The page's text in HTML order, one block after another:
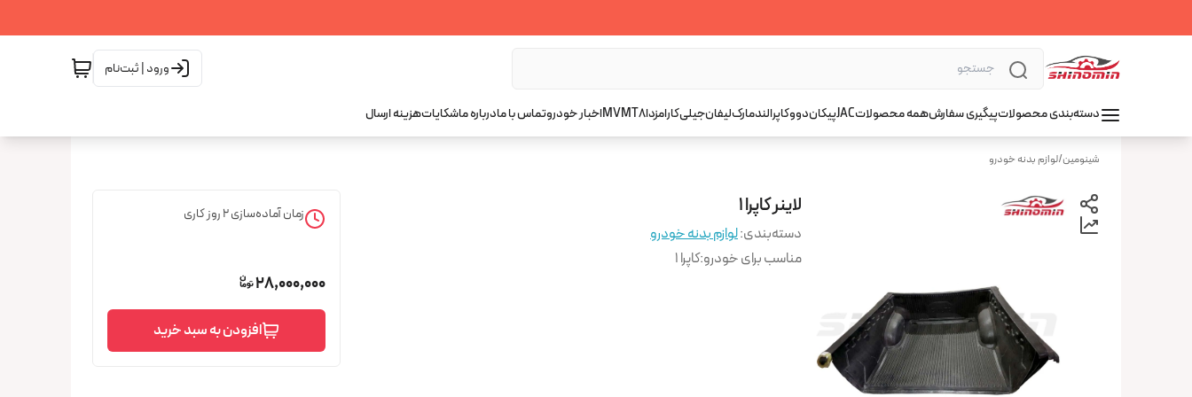
ورود | ثبت‌نام
دسته‌بندی محصولاتپیگیری سفارشهمه محصولاتJACپیکاندووکاپرالندمارکلیفانجیلیکارامزداT8
MVMاخبار خودروتماس با مادرباره ماشکایاتهزینه ارسال
شینومین/لوازم بدنه خودرو
لاینر کاپرا ۱
دسته‌بندی:لوازم بدنه خودرو
مناسب برای خودرو:کاپرا ۱
زمان آماده‌سازی2روز کاری
28,000,000
افزودن به سبد خرید